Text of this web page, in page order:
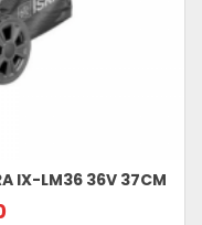
IX-LM36 36V 37CM